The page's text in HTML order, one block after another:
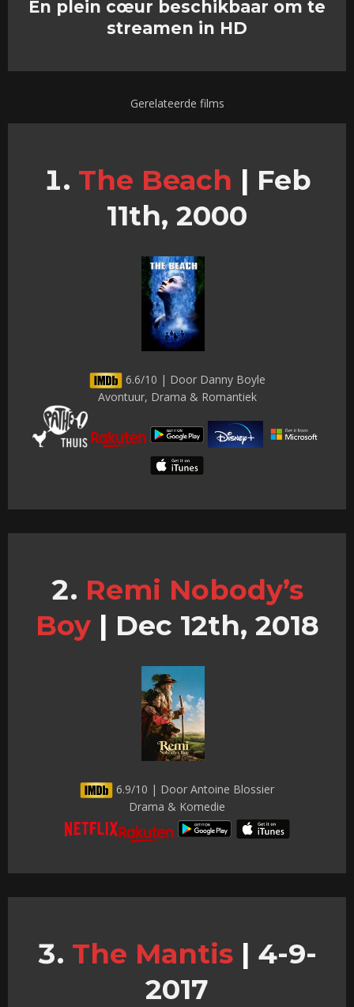
En plein cœur beschikbaar om te
streamen in HD
Gerelateerde films
The Beach | Feb
11th, 2000
6.6/10 | Door Danny Boyle
Avontuur, Drama & Romantiek
Remi Nobody’s
Boy | Dec 12th, 2018
6.9/10 | Door Antoine Blossier
Drama & Komedie
The Mantis | 4-9-
2017